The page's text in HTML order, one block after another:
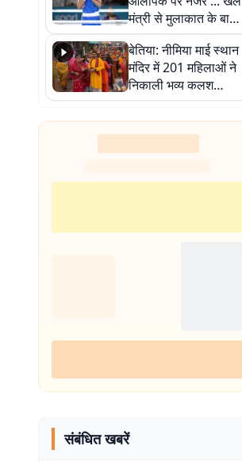
मंत्री से मुलाकात के बाद
जैसमीन लंबोरिया का बड़ा
बयान
बेतिया: नीमिया माई स्थान
मंदिर में 201 महिलाओं ने
निकाली भव्य कलश
शोभायात्रा, शिवलिंग
प्राण-प्रतिष्ठा महोत्सव
शुरू
संबंधित खबरें